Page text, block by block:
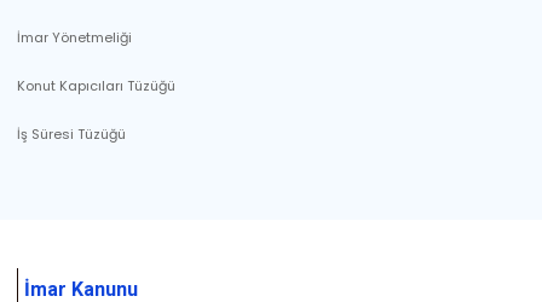
İmar Yönetmeliği
Konut Kapıcıları Tüzüğü
İş Süresi Tüzüğü
İmar Kanunu